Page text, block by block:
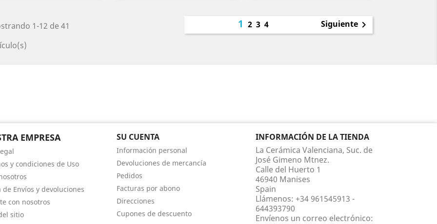
1-12 de 41
1234 Siguiente
EMPRESA
y condiciones de Uso
de Envíos y devoluciones
con nosotros
sitio
SU CUENTA
Información personal
Devoluciones de mercancía
Pedidos
Facturas por abono
Direcciones
Cupones de descuento
INFORMACIÓN DE LA TIENDA
La Cerámica Valenciana, Suc. de
José Gimeno Mtnez.
Calle del Huerto 1
46940 Manises
Spain
Llámenos: +34 961545913 -
644393790
Envíenos un correo electrónico: